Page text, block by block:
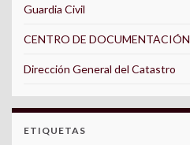
Guardia Civil
CENTRO DE DOCUMENTACIÓN
Dirección General del Catastro
ETIQUETAS